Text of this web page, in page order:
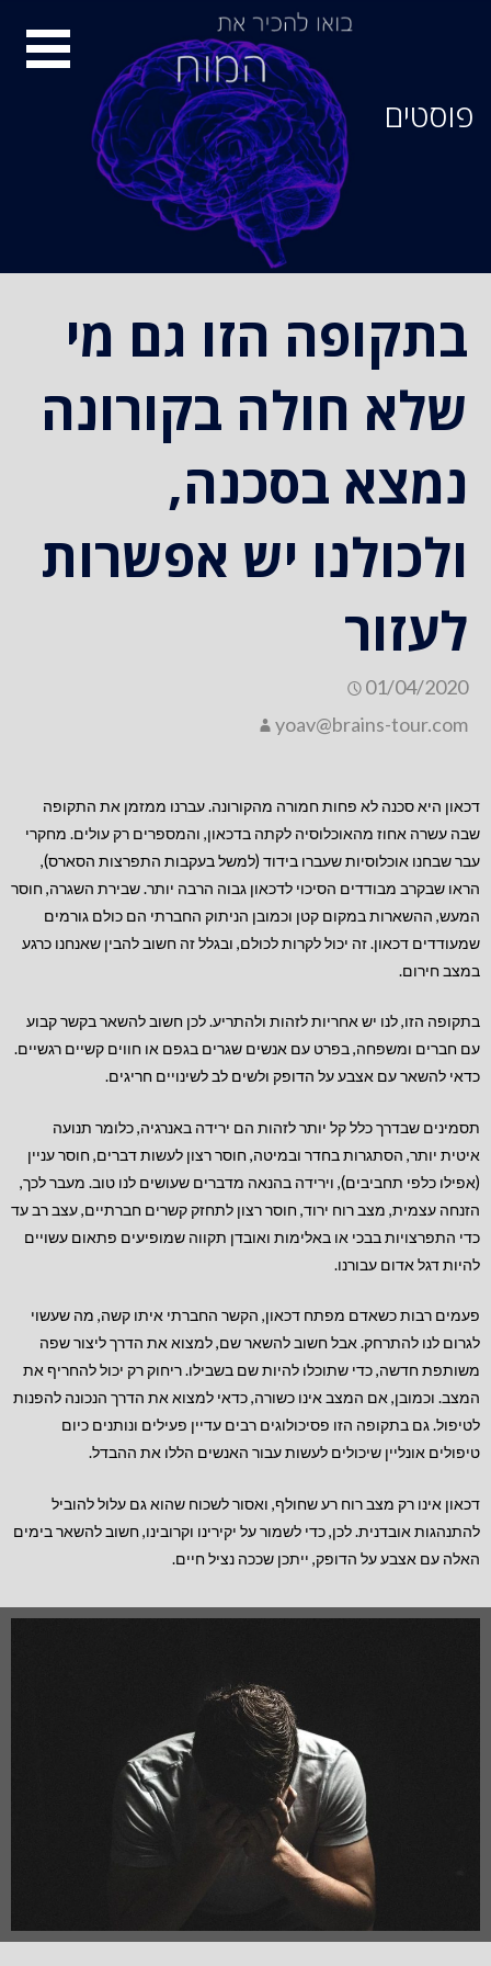
פוסטים
בתקופה הזו גם מי
שלא חולה בקורונה
נמצא בסכנה,
ולכולנו יש אפשרות
לעזור
01/04/2020
yoav@brains-tour.com
דכאון היא סכנה לא פחות חמורה מהקורונה. עברנו ממזמן את התקופה
שבה עשרה אחוז מהאוכלוסיה לקתה בדכאון, והמספרים רק עולים. מחקרי
עבר שבחנו אוכלוסיות שעברו בידוד (למשל בעקבות התפרצות הסארס),
הראו שבקרב מבודדים הסיכוי לדכאון גבוה הרבה יותר. שבירת השגרה, חוסר
המעש, ההשארות במקום קטן וכמובן הניתוק החברתי הם כולם גורמים
שמעודדים דכאון. זה יכול לקרות לכולם, ובגלל זה חשוב להבין שאנחנו כרגע
במצב חירום.
בתקופה הזו, לנו יש אחריות לזהות ולהתריע. לכן חשוב להשאר בקשר קבוע
עם חברים ומשפחה, בפרט עם אנשים שגרים בגפם או חווים קשיים רגשיים.
כדאי להשאר עם אצבע על הדופק ולשים לב לשינויים חריגים.
תסמינים שבדרך כלל קל יותר לזהות הם ירידה באנרגיה, כלומר תנועה
איטית יותר, הסתגרות בחדר ובמיטה, חוסר רצון לעשות דברים, חוסר עניין
(אפילו כלפי תחביבים), וירידה בהנאה מדברים שעושים לנו טוב. מעבר לכך,
הזנחה עצמית, מצב רוח ירוד, חוסר רצון לתחזק קשרים חברתיים, עצב רב עד
כדי התפרצויות בבכי או באלימות ואובדן תקווה שמופיעים פתאום עשויים
להיות דגל אדום עבורנו.
פעמים רבות כשאדם מפתח דכאון, הקשר החברתי איתו קשה, מה שעשוי
לגרום לנו להתרחק. אבל חשוב להשאר שם, למצוא את הדרך ליצור שפה
משותפת חדשה, כדי שתוכלו להיות שם בשבילו. ריחוק רק יכול להחריף את
המצב. וכמובן, אם המצב אינו כשורה, כדאי למצוא את הדרך הנכונה להפנות
לטיפול. גם בתקופה הזו פסיכולוגים רבים עדיין פעילים ונותנים כיום
טיפולים אונליין שיכולים לעשות עבור האנשים הללו את ההבדל.
דכאון אינו רק מצב רוח רע שחולף, ואסור לשכוח שהוא גם עלול להוביל
להתנהגות אובדנית. לכן, כדי לשמור על יקירינו וקרובינו, חשוב להשאר בימים
האלה עם אצבע על הדופק, ייתכן שככה נציל חיים.